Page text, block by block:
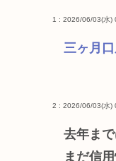
1 : 2026/06/03(水)
三ヶ月
2 : 2026/06/03(水)
去年ま
まだ信